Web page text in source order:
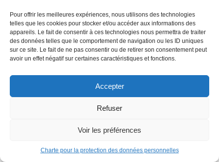
Pour offrir les meilleures expériences, nous utilisons des technologies
telles que les cookies pour stocker et/ou accéder aux informations des
appareils. Le fait de consentir à ces technologies nous permettra de traiter
des données telles que le comportement de navigation ou les ID uniques
sur ce site. Le fait de ne pas consentir ou de retirer son consentement peut
avoir un effet négatif sur certaines caractéristiques et fonctions.
Accepter
Refuser
Voir les préférences
Charte pour la protection des données personnelles
© ALL RIGHTS RESERVED. URBAN COMICS POUR LES
ÉDITIONS FRANÇAISES.